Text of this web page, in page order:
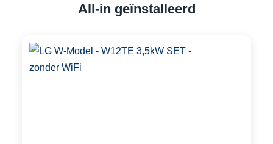
All-in geïnstalleerd